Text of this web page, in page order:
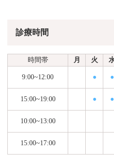
診療時間
時間帯 月 火
9:00~12:00 ● ●
15:00~19:00 ● ●
10:00~13:00
15:00~17:00